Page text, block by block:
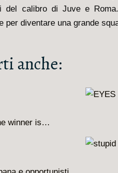
del calibro di Juve e
per diventare una grande
anche:
winner is…